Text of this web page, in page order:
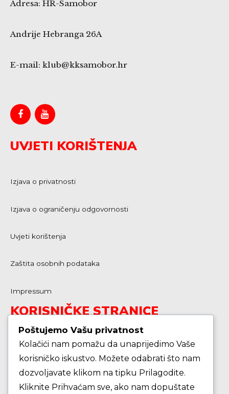
Adresa: HR-Samobor
Andrije Hebranga 26A
E-mail: klub@kksamobor.hr
UVJETI KORIŠTENJA
Izjava o privatnosti
Izjava o ograničenju odgovornosti
Uvjeti korištenja
Zaštita osobnih podataka
Impressum
KORISNIČKE STRANICE
Škola košarke
Zašto je dobro upisati dijete na košarku?
Poštujemo Vašu privatnost
Kolačići nam pomažu da unaprijedimo Vaše
korisničko iskustvo. Možete odabrati što nam
dozvoljavate klikom na tipku Prilagodite.
Kliknite Prihvaćam sve, ako nam dopuštate